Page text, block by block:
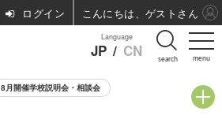
menu
Language
JP / CN search
8月開催学校説明会・相談会
ログイン こんにちは、ゲストさん